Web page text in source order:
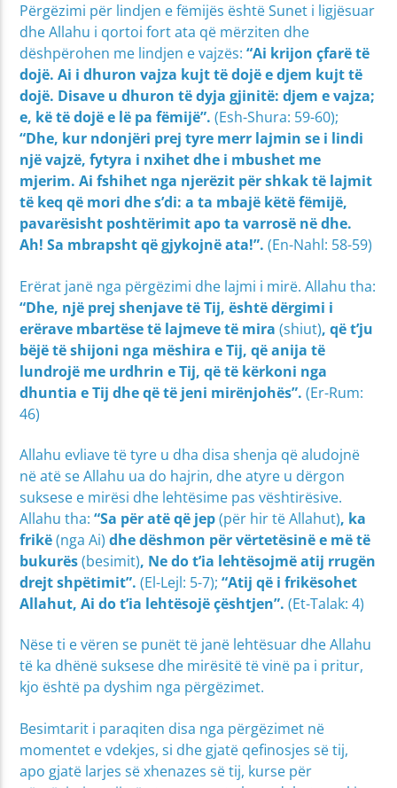
Përgëzimi për lindjen e fëmijës është Sunet i ligjësuar
dhe Allahu i qortoi fort ata që mërziten dhe
dëshpërohen me lindjen e vajzës:“Ai krijon çfarë të
dojë. Ai i dhuron vajza kujt të dojë e djem kujt të
dojë. Disave u dhuron të dyja gjinitë: djem e vajza;
e, kë të dojë e lë pa fëmijë”.(Esh-Shura: 59-60);
“Dhe, kur ndonjëri prej tyre merr lajmin se i lindi
një vajzë, fytyra i nxihet dhe i mbushet me
mjerim. Ai fshihet nga njerëzit për shkak të lajmit
të keq që mori dhe s’di: a ta mbajë këtë fëmijë,
pavarësisht poshtërimit apo ta varrosë në dhe.
Ah! Sa mbrapsht që gjykojnë ata!”. (En-Nahl: 58-59)
Erërat janë nga përgëzimi dhe lajmi i mirë. Allahu tha:
“Dhe, një prej shenjave të Tij, është dërgimi i
erërave mbartëse të lajmeve të mira(shiut), që t’ju
bëjë të shijoni nga mëshira e Tij, që anija të
lundrojë me urdhrin e Tij, që të kërkoni nga
dhuntia e Tij dhe që të jeni mirënjohës”.(Er-Rum:
46)
Allahu evliave të tyre u dha disa shenja që aludojnë
në atë se Allahu ua do hajrin, dhe atyre u dërgon
suksese e mirësi dhe lehtësime pas vështirësive.
Allahu tha:“Sa për atë që jep(për hir të Allahut), ka
frikë(nga Ai) dhe dëshmon për vërtetësinë e më të
bukurës(besimit), Ne do t’ia lehtësojmë atij rrugën
drejt shpëtimit”.(El-Lejl: 5-7);“Atij që i frikësohet
Allahut, Ai do t’ia lehtësojë çështjen”. (Et-Talak: 4)
Nëse ti e vëren se punët të janë lehtësuar dhe Allahu
të ka dhënë suksese dhe mirësitë të vinë pa i pritur,
kjo është pa dyshim nga përgëzimet.
Besimtarit i paraqiten disa nga përgëzimet në
momentet e vdekjes, si dhe gjatë qefinosjes së tij,
apo gjatë larjes së xhenazes së tij, kurse për